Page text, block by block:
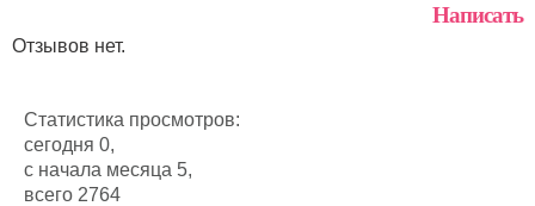
Написать
Отзывов нет.
Статистика просмотров:
сегодня 0,
с начала месяца 5,
всего 2764